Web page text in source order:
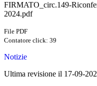
FIRMATO_circ.149-
2024.pdf
File PDF
Contatore click: 39
Notizie
Ultima revisione il 17-09-